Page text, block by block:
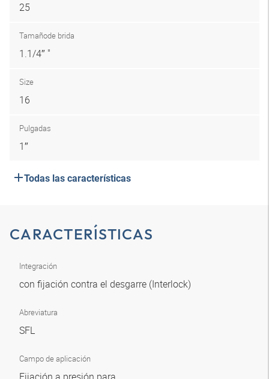
25
Tamañode brida
1.1/4″ "
Size
16
Pulgadas
1″
Todas las características
CARACTERÍSTICAS
Integración
con fijación contra el desgarre (Interlock)
Abreviatura
SFL
Campo de aplicación